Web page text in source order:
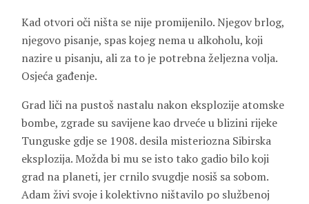
Kad otvori oči ništa se nije promijenilo. Njegov brlog,
njegovo pisanje, spas kojeg nema u alkoholu, koji
nazire u pisanju, ali za to je potrebna željezna volja.
Osjeća gađenje.
Grad liči na pustoš nastalu nakon eksplozije atomske
bombe, zgrade su savijene kao drveće u blizini rijeke
Tunguske gdje se 1908. desila misteriozna Sibirska
eksplozija. Možda bi mu se isto tako gadio bilo koji
grad na planeti, jer crnilo svugdje nosiš sa sobom.
Adam živi svoje i kolektivno ništavilo po službenoj